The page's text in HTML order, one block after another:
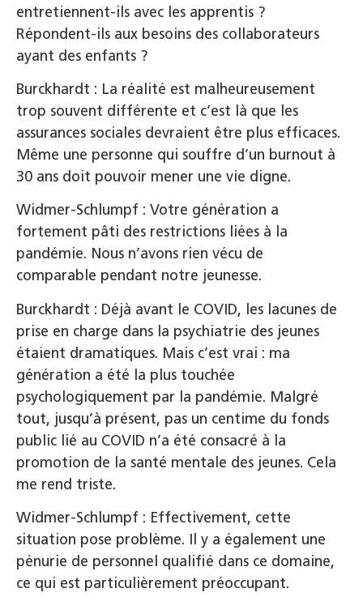
entretiennent-ils avec les apprentis ?
Répondent-ils aux besoins des collaborateurs
ayant des enfants ?
Burckhardt : La réalité est malheureusement
trop souvent différente et c’est là que les
assurances sociales devraient être plus efficaces.
Même une personne qui souffre d’un burnout à
30 ans doit pouvoir mener une vie digne.
Widmer-Schlumpf : Votre génération a
fortement pâti des restrictions liées à la
pandémie. Nous n’avons rien vécu de
comparable pendant notre jeunesse.
Burckhardt : Déjà avant le COVID, les lacunes de
prise en charge dans la psychiatrie des jeunes
étaient dramatiques. Mais c’est vrai : ma
génération a été la plus touchée
psychologiquement par la pandémie. Malgré
tout, jusqu’à présent, pas un centime du fonds
public lié au COVID n’a été consacré à la
promotion de la santé mentale des jeunes. Cela
me rend triste.
Widmer-Schlumpf : Effectivement, cette
situation pose problème. Il y a également une
pénurie de personnel qualifié dans ce domaine,
ce qui est particulièrement préoccupant.